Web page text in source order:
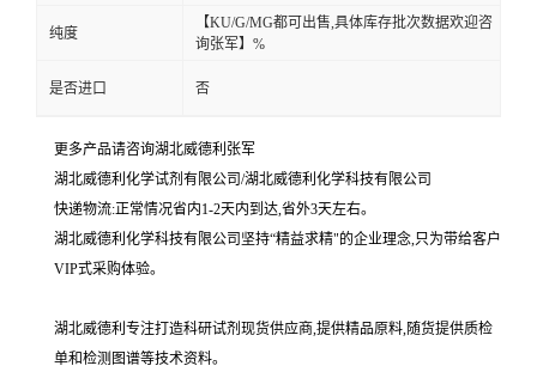
纯度
【KU/G/MG都可出售,具体库存批次数据欢迎咨
询张军】%
是否进口 否
更多产品请咨询湖北威德利张军
湖北威德利化学试剂有限公司/湖北威德利化学科技有限公司
快递物流:正常情况省内1-2天内到达,省外3天左右。
湖北威德利化学科技有限公司坚持“精益求精"的企业理念,只为带给客户
VIP式采购体验。
湖北威德利专注打造科研试剂现货供应商,提供精品原料,随货提供质检
单和检测图谱等技术资料。